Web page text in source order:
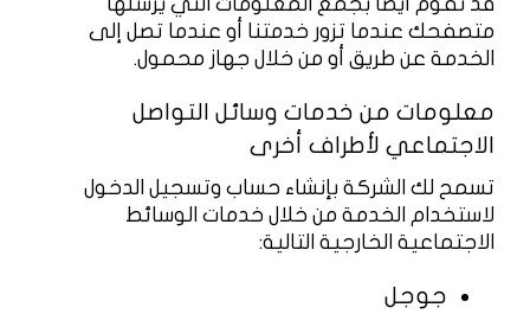
متصفحك عندما تزور خدمتنا أو عندما تصل إلى
الخدمة عن طريق أو من خلال جهاز محمول.
معلومات من خدمات وسائل التواصل
الاجتماعي لأطراف أخرى
تسمح لك الشركة بإنشاء حساب وتسجيل الدخول
لاستخدام الخدمة من خلال خدمات الوسائط
الاجتماعية الخارجية التالية:
جوجل